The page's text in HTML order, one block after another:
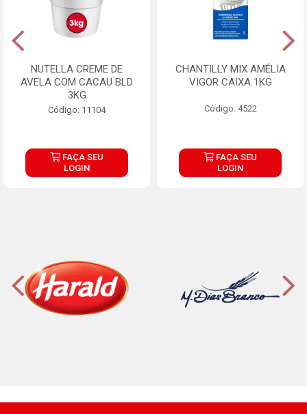
NUTELLA CREME DE
AVELA COM CACAU BLD
3KG
Código: 11104
FAÇA SEU
LOGIN
CHANTILLY MIX AMÉLIA
VIGOR CAIXA 1KG
Código: 4522
FAÇA SEU
LOGIN